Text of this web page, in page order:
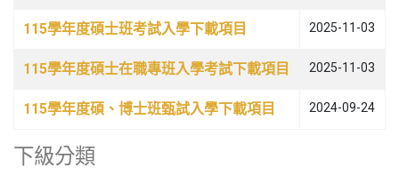
115學年度碩士班考試入學下載項目 2025-11-03
115學年度碩士在職專班入學考試下載項目 2025-11-03
115學年度碩、博士班甄試入學下載項目 2024-09-24
下級分類